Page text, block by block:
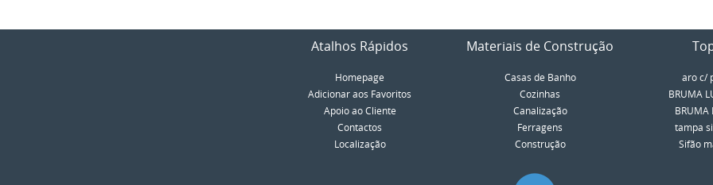
Atalhos Rápidos
Homepage
Adicionar aos Favoritos
Apoio ao Cliente
Contactos
Localização
Materiais de Construção
Casas de Banho
Cozinhas
Canalização
Ferragens
Construção
aro c/
BRUMA
BRUMA
tampa
Sifão